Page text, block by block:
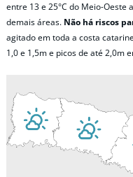
entre 13 e 25°C do Meio-Oeste
demais áreas. Não há riscos
agitado em toda a costa
1,0 e 1,5m e picos de até 2,0m